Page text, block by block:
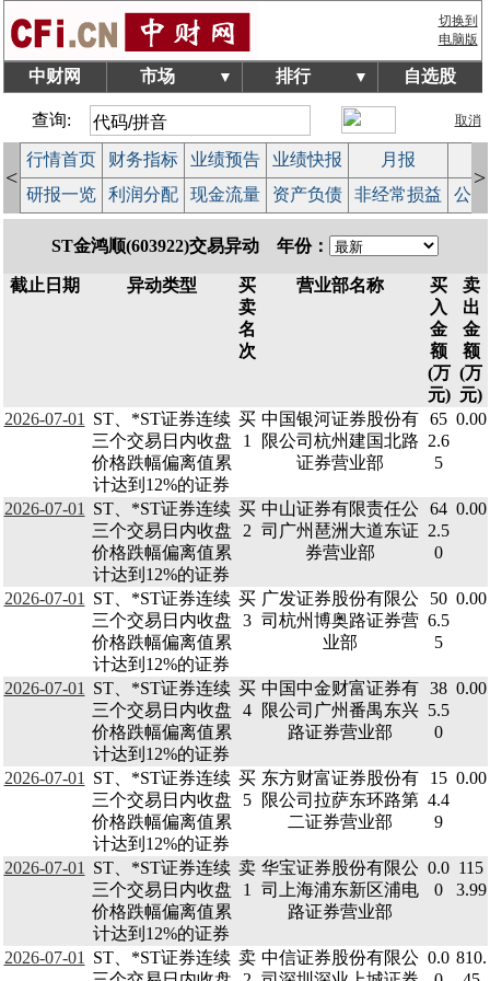
切换到
电脑版
中财网 市场 ▼ 排行 ▼ 自选股
查询: 取消
<
行情首页 财务指标 业绩预告 业绩快报 月报
研报一览
利润分配 现金流量 资产负债 非经常损益 公
>
ST金鸿顺(603922)交易异动 年份：
截止日期 异动类型
买
卖
名
次
营业部名称
买
入
金
额
(万
元)
卖
出
金
额
(万
元)
2026-07-01
ST、*ST证券连续
三个交易日内收盘
价格跌幅偏离值累
计达到12%的证券
买
1
中国银河证券股份有
限公司杭州建国北路
证券营业部
65
2.6
5
0.00
2026-07-01
ST、*ST证券连续
三个交易日内收盘
价格跌幅偏离值累
计达到12%的证券
买
2
中山证券有限责任公
司广州琶洲大道东证
券营业部
64
2.5
0
0.00
2026-07-01
ST、*ST证券连续
三个交易日内收盘
价格跌幅偏离值累
计达到12%的证券
买
3
广发证券股份有限公
司杭州博奥路证券营
业部
50
6.5
5
0.00
2026-07-01
ST、*ST证券连续
三个交易日内收盘
价格跌幅偏离值累
计达到12%的证券
买
4
中国中金财富证券有
限公司广州番禺东兴
路证券营业部
38
5.5
0
0.00
2026-07-01
ST、*ST证券连续
三个交易日内收盘
价格跌幅偏离值累
计达到12%的证券
买
5
东方财富证券股份有
限公司拉萨东环路第
二证券营业部
15
4.4
9
0.00
2026-07-01
ST、*ST证券连续
三个交易日内收盘
价格跌幅偏离值累
计达到12%的证券
卖
1
华宝证券股份有限公
司上海浦东新区浦电
路证券营业部
0.0
0
115
3.99
2026-07-01
ST、*ST证券连续 卖 中信证券股份有限公 0.0 810.